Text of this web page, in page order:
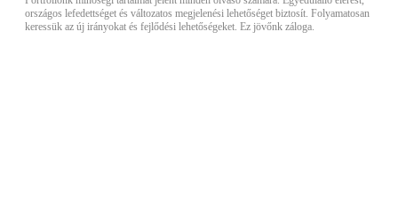
országos lefedettséget és változatos megjelenési lehetőséget biztosít. Folyamatosan
keressük az új irányokat és fejlődési lehetőségeket. Ez jövőnk záloga.